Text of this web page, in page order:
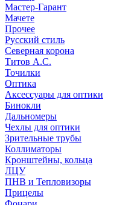
Мастер-Гарант
Мачете
Прочее
Русский стиль
Северная корона
Титов А.С.
Точилки
Оптика
Аксессуары для оптики
Бинокли
Дальномеры
Чехлы для оптики
Зрительные трубы
Коллиматоры
Кронштейны, кольца
ЛЦУ
ПНВ и Тепловизоры
Прицелы